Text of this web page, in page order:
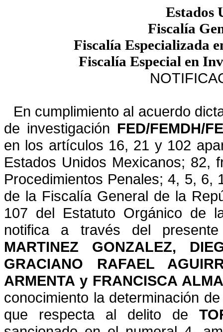
Estados
Fiscalía
Fiscalía Especializada
Fiscalía Especial en
En cumplimiento al acuerdo
de investigación FED/FEMDH/
en los artículos 16, 21 y 102
Estados Unidos Mexicanos; 82,
Procedimientos Penales; 4, 5, 6,
de la Fiscalía General de la
107 del Estatuto Orgánico de
notifica a través del
MARTINEZ GONZALEZ,
GRACIANO
RAFAEL
ARMENTA y FRANCISCA
conocimiento la determinación
que respecta
al delito de